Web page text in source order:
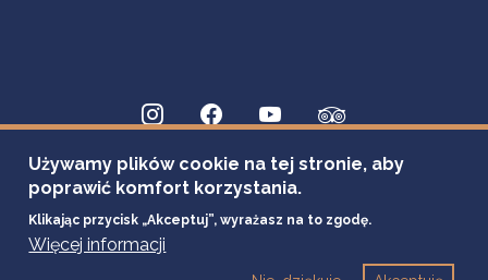
Używamy plików cookie na tej stronie, aby
poprawić komfort korzystania.
Klikając przycisk „Akceptuj”, wyrażasz na to zgodę.
Więcej informacji